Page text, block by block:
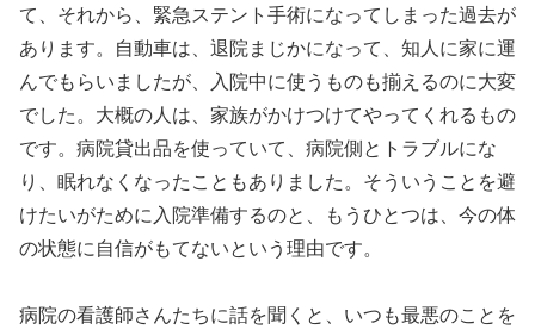
て、それから、緊急ステント手術になってしまった過去が
あります。自動車は、退院まじかになって、知人に家に運
んでもらいましたが、入院中に使うものも揃えるのに大変
でした。大概の人は、家族がかけつけてやってくれるもの
です。病院貸出品を使っていて、病院側とトラブルにな
り、眠れなくなったこともありました。そういうことを避
けたいがために入院準備するのと、もうひとつは、今の体
の状態に自信がもてないという理由です。
病院の看護師さんたちに話を聞くと、いつも最悪のことを